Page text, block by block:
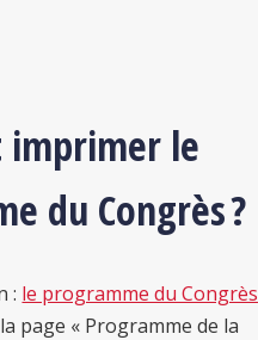
imprimer le
du Congrès ?
: le programme du Congrès
page « Programme de la